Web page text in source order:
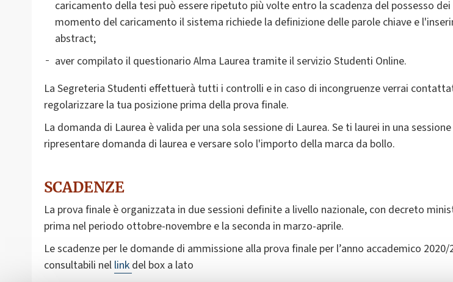
caricamento della tesi può essere ripetuto più volte entro la scadenza del possesso
momento del caricamento il sistema richiede la definizione delle parole chiave e
abstract;
aver compilato il questionario Alma Laurea tramite il servizio Studenti Online.
La Segreteria Studenti effettuerà tutti i controlli e in caso di incongruenze verrai
regolarizzare la tua posizione prima della prova finale.
La domanda di Laurea è valida per una sola sessione di Laurea. Se ti laurei in una
ripresentare domanda di laurea e versare solo l'importo della marca da bollo.
SCADENZE
La prova finale è organizzata in due sessioni definite a livello nazionale, con decreto
prima nel periodo ottobre-novembre e la seconda in marzo-aprile.
Le scadenze per le domande di ammissione alla prova finale per l’anno accademico 2020/
consultabili nel linkdel box a lato